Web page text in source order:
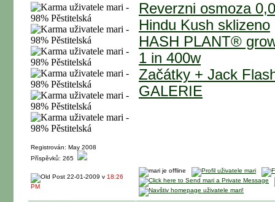
Registrován: May 2008
Příspěvků: 265
Reverzni osmoza
Hindu Kush sklizeno
HASH PLANT®
1 in 400w
Začátky + Jack
GALERIE
22-01-2009 v 18:26
PM